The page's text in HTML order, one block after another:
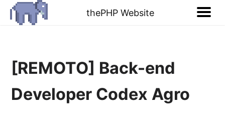
thePHP Website
[REMOTO] Back-end
Developer Codex Agro